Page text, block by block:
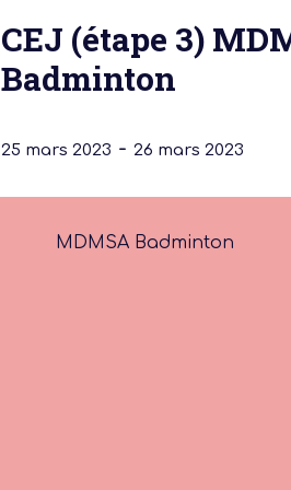
Notre dernière
CEJ (étape 3)
Badminton
25 mars 2023 - 26 mars 2023
MDMSA Badminton